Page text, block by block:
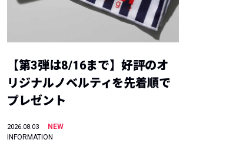
【第3弾は8/16まで】好評のオ
リジナルノベルティを先着順で
プレゼント
2026.08.03
NEW
INFORMATION